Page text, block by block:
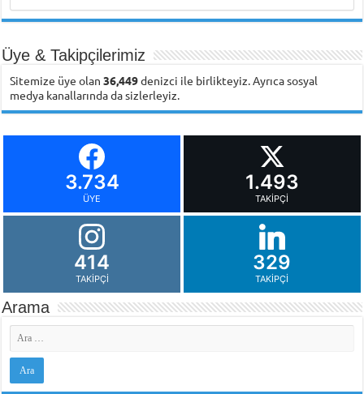
Üye & Takipçilerimiz
Sitemize üye olan36,449denizci ile birlikteyiz. Ayrıca sosyal
medya kanallarında da sizlerleyiz.
3.734
ÜYE
1.493
TAKIPÇI
414
TAKIPÇI
329
TAKIPÇI
Arama